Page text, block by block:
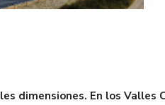
dimensiones. En los Valles